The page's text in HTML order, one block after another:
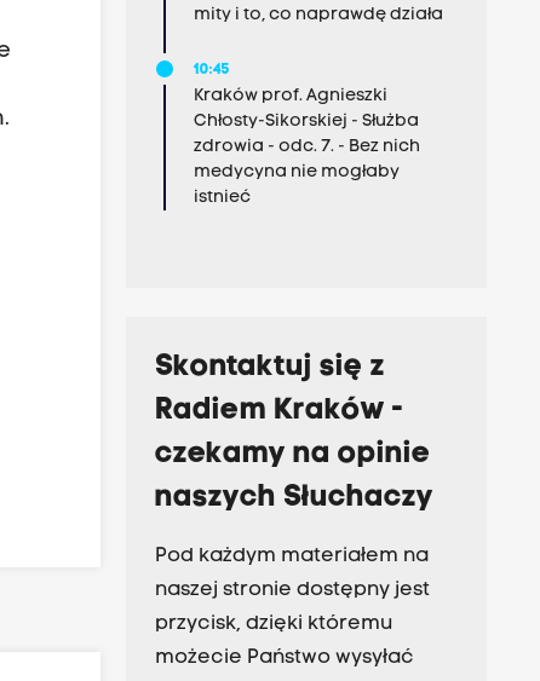
mity i to, co naprawdę działa
10:45
Kraków prof. Agnieszki
Chłosty-Sikorskiej - Służba
zdrowia - odc. 7. - Bez nich
medycyna nie mogłaby
istnieć
Skontaktuj się z
Radiem Kraków -
czekamy na opinie
naszych Słuchaczy
Pod każdym materiałem na
naszej stronie dostępny jest
przycisk, dzięki któremu
możecie Państwo wysyłać